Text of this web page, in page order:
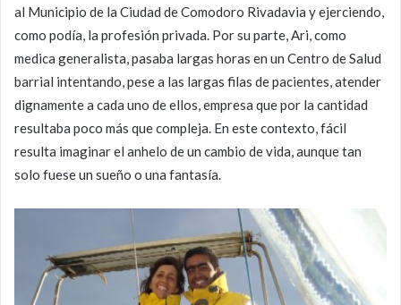
al Municipio de la Ciudad de Comodoro Rivadavia y ejerciendo,
como podía, la profesión privada. Por su parte, Ari, como
medica generalista, pasaba largas horas en un Centro de Salud
barrial intentando, pese a las largas filas de pacientes, atender
dignamente a cada uno de ellos, empresa que por la cantidad
resultaba poco más que compleja. En este contexto, fácil
resulta imaginar el anhelo de un cambio de vida, aunque tan
solo fuese un sueño o una fantasía.